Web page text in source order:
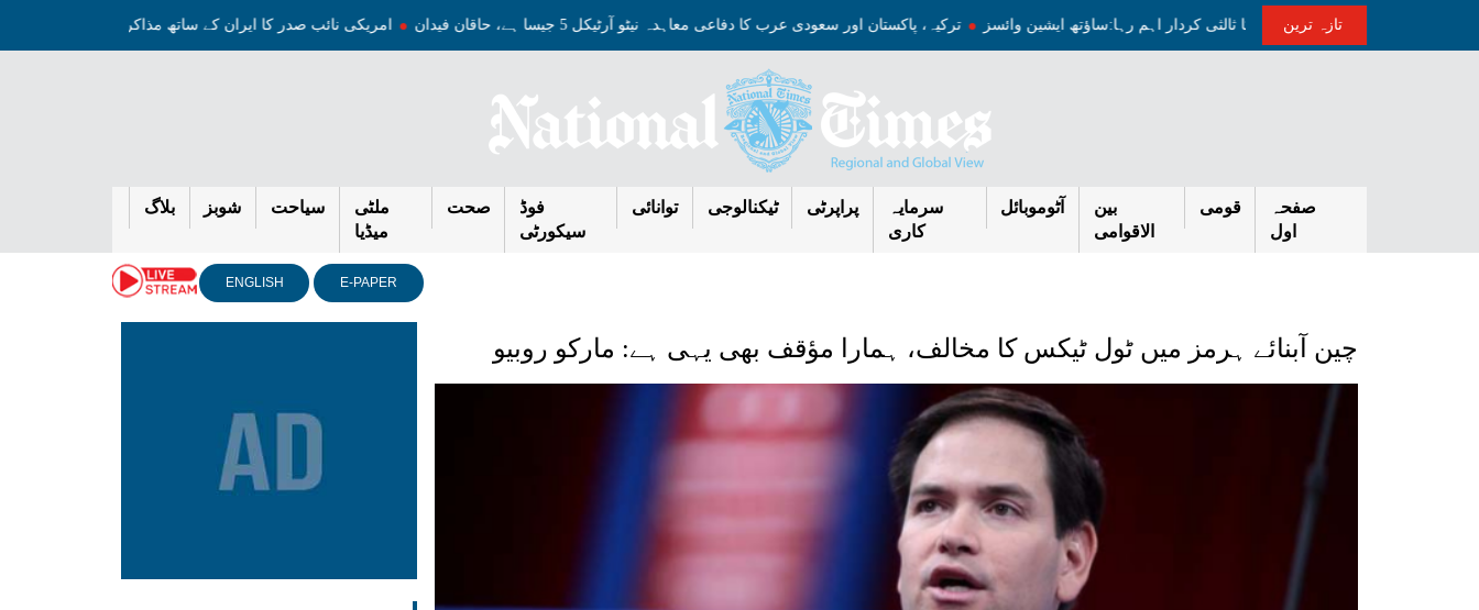
تازہ ترین
ایران کشیدگی کم کرنے میں پاکستان کا ثالثی کردار اہم رہا:ساؤتھ ایشین وائسز ترکیہ، پاکستان اور سعودی عرب کا دفاعی معاہدہ نیٹو آرٹیکل 5 جیسا ہے، حاقان فیدان امریکی نائب صدر کا ایران کے ساتھ مذاکرات میں
صفحہ
اول
قومی
بین
الاقوامی
آٹوموبائل
سرمایہ
کاری
پراپرٹی ٹیکنالوجی توانائی
فوڈ
سیکورٹی
صحت
ملٹی
میڈیا
سیاحت شوبز بلاگ
E-PAPER
ENGLISH
چین آبنائے ہرمز میں ٹول ٹیکس کا مخالف، ہمارا مؤقف بھی یہی ہے: مارکو روبیو